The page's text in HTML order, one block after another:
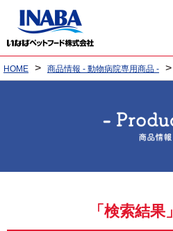
HOME > 商品情報 - 動物病院専用商品 - >
「検索結果」